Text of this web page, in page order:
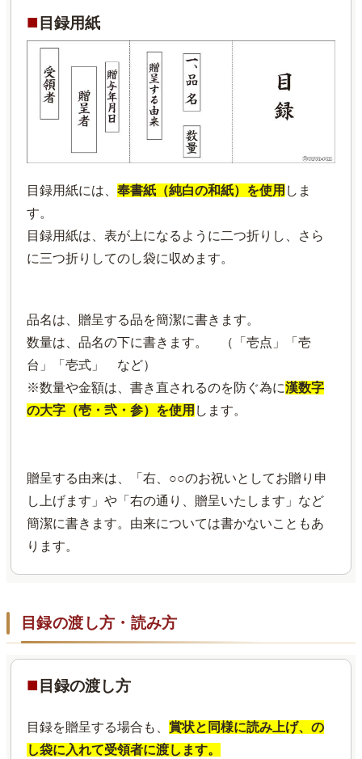
■ 目録用紙
目録用紙には、奉書紙（純白の和紙）を使用 しま
す。
目録用紙は、表が上になるように二つ折りし、さら
に三つ折りしてのし袋に収めます。
品名は、贈呈する品を簡潔に書きます。
数量は、品名の下に書きます。 （「壱点」「壱
台」「壱式」 など）
※数量や金額は、書き直されるのを防ぐ為に漢数字
の大字（壱・弐・参）を使用 します。
贈呈する由来は、「右、○○のお祝いとしてお贈り申
し上げます」や「右の通り、贈呈いたします」など
簡潔に書きます。由来については書かないこともあ
ります。
目録の渡し方・読み方
■ 目録の渡し方
目録を贈呈する場合も、 賞状と同様に読み上げ、の
し袋に入れて受領者に渡します。